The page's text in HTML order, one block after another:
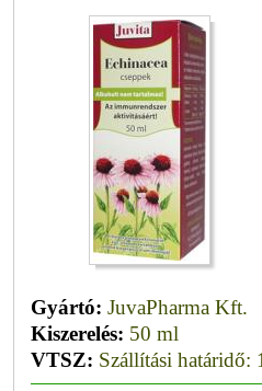
Gyártó: JuvaPharma Kft.
Kiszerelés: 50 ml
VTSZ: Szállítási határidő: